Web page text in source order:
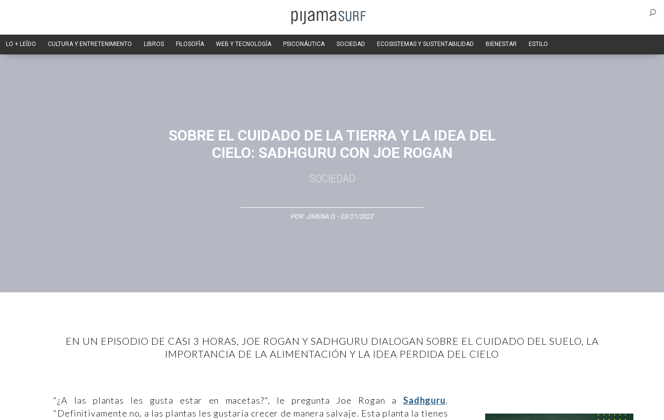
LO + LEÍDO CULTURA Y ENTRETENIMIENTO LIBROS FILOSOFÍA WEB Y TECNOLOGÍA PSICONÁUTICA SOCIEDAD ECOSISTEMAS Y SUSTENTABILIDAD BIENESTAR ESTILO
SOBRE EL CUIDADO DE LA TIERRA Y LA IDEA DEL
CIELO: SADHGURU CON JOE ROGAN
SOCIEDAD
POR: JIMENA O. - 03/21/2022
EN UN EPISODIO DE CASI 3 HORAS, JOE ROGAN Y SADHGURU DIALOGAN SOBRE EL CUIDADO DEL SUELO, LA
IMPORTANCIA DE LA ALIMENTACIÓN Y LA IDEA PERDIDA DEL CIELO
"¿A las plantas les gusta estar en macetas?", le pregunta Joe Rogan a Sadhguru.
"Definitivamente no, a las plantas les gustaría crecer de manera salvaje. Esta planta la tienes